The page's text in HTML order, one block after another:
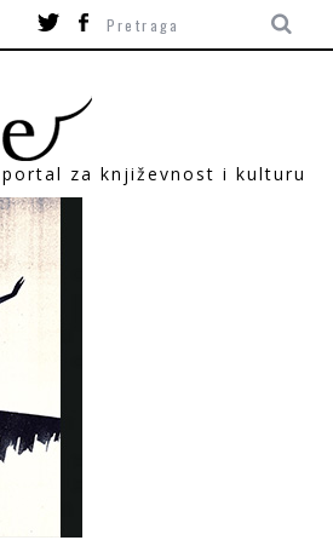
portal za književnost i kulturu